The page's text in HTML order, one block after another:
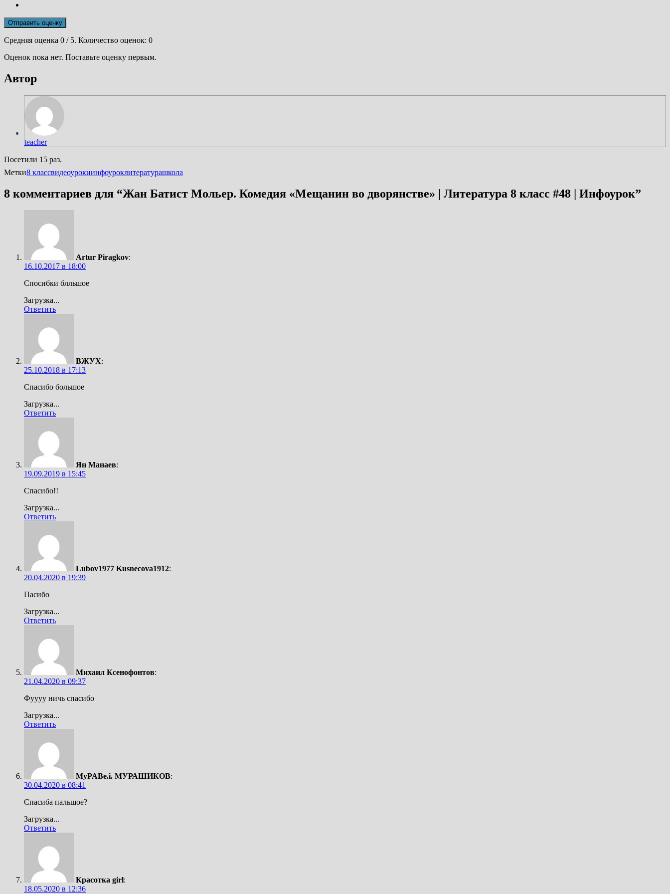
Отправить оценку
Средняя оценка 0 / 5. Количество оценок: 0
Оценок пока нет. Поставьте оценку первым.
Автор
teacher
Посетили 15 раз.
Метки8 классвидеоурокиинфоуроклитературашкола
8 комментариев для “Жан Батист Мольер. Комедия «Мещанин во дворянстве» | Литература 8 класс #48 | Инфоурок”
Artur Piragkov:
16.10.2017 в 18:00
Спосибки блльшое
Загрузка...
Ответить
ВЖУХ:
25.10.2018 в 17:13
Спасибо большое
Загрузка...
Ответить
Ян Манаев:
19.09.2019 в 15:45
Спасибо!!
Загрузка...
Ответить
Lubov1977 Kusnecova1912:
20.04.2020 в 19:39
Пасибо
Загрузка...
Ответить
Михаил Ксенофонтов:
21.04.2020 в 09:37
Фуууу ничь спасибо
Загрузка...
Ответить
MyPABe.i. МУРАШИКОВ:
30.04.2020 в 08:41
Спасиба пальшое?
Загрузка...
Ответить
Красотка girl:
18.05.2020 в 12:36